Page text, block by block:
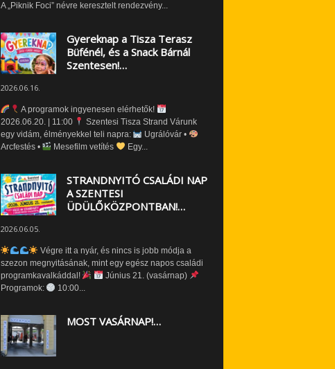
A „Piknik Foci” névre keresztelt rendezvény...
Gyereknap a Tisza Terasz
Büfénél, és a Snack Bárnál
Szentesen!…
2026.06.16.
A programok ingyenesen elérhetők!
2026.06.20. | 11:00
Szentesi Tisza Strand Várunk
egy vidám, élményekkel teli napra:
Ugrálóvár •
Arcfestés •
Mesefilm vetítés Egy...
STRANDNYITÓ CSALÁDI NAP
A SZENTESI
ÜDÜLŐKÖZPONTBAN!…
2026.06.05.
Végre itt a nyár, és nincs is jobb módja a
szezon megnyitásának, mint egy egész napos családi
programkavalkáddal!
Június 21. (vasárnap)
Programok:
10:00...
MOST VASÁRNAP!…